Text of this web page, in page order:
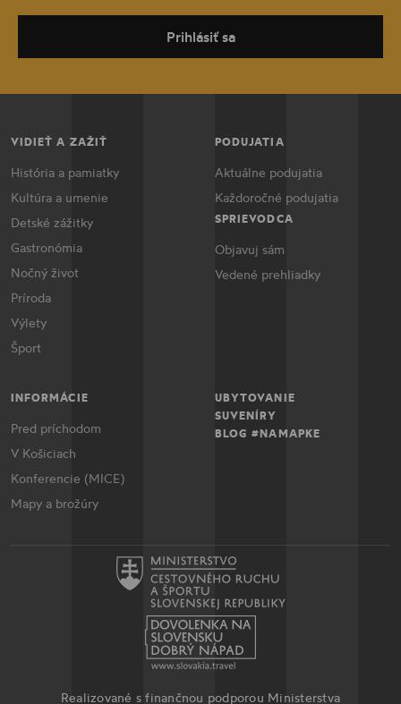
Prihlásiť sa
VIDIEŤ A ZAŽIŤ
História a pamiatky
Kultúra a umenie
Detské zážitky
Gastronómia
Nočný život
Príroda
Výlety
Šport
PODUJATIA
Aktuálne podujatia
Každoročné podujatia
SPRIEVODCA
Objavuj sám
Vedené prehliadky
INFORMÁCIE
Pred príchodom
V Košiciach
Konferencie (MICE)
Mapy a brožúry
UBYTOVANIE
SUVENÍRY
BLOG #NAMAPKE
Realizované s finančnou podporou Ministerstva